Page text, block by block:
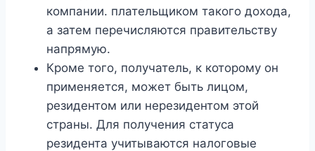
компании. плательщиком такого дохода,
а затем перечисляются правительству
напрямую.
Кроме того, получатель, к которому он
применяется, может быть лицом,
резидентом или нерезидентом этой
страны. Для получения статуса
резидента учитываются налоговые